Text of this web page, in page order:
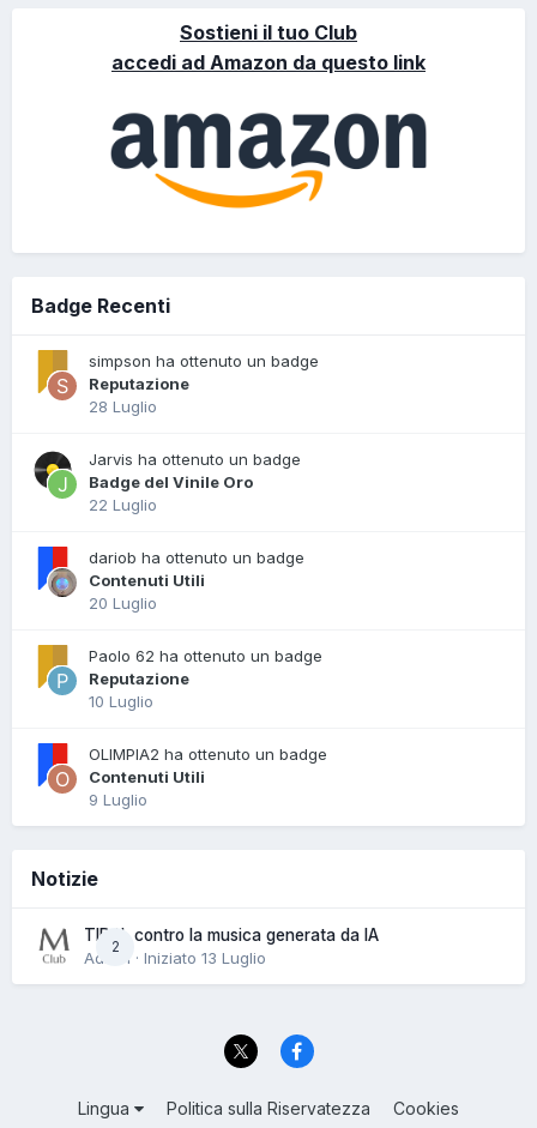
Sostieni il tuo Club
accedi ad Amazon da questo link
Badge Recenti
simpson ha ottenuto un badge
Reputazione
28 Luglio
Jarvis ha ottenuto un badge
Badge del Vinile Oro
22 Luglio
dariob ha ottenuto un badge
Contenuti Utili
20 Luglio
Paolo 62 ha ottenuto un badge
Reputazione
10 Luglio
OLIMPIA2 ha ottenuto un badge
Contenuti Utili
9 Luglio
Notizie
2
TIDAL contro la musica generata da IA
Admin · Iniziato 13 Luglio
Lingua Politica sulla Riservatezza Cookies